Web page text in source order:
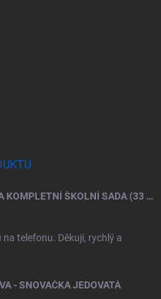
INSECT LORE MOTÝLÍ ZAHRÁDKA KOMPLETNÍ ŠKOLNÍ SADA (33 HOUSENEK)
telefonu. Děkuji, rychlý a
- SNOVAČKA JEDOVATÁ